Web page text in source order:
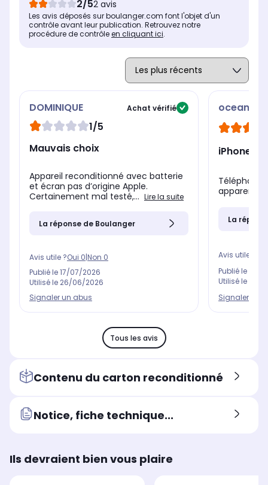
Type d'écran
Plat
Type d'écran
Plat
Super Retina (OLED)
2/52 avis
Les avis déposés sur boulanger.com font l'objet d'un
contrôle avant leur publication. Retrouvez notre
procédure de contrôleen cliquant ici.
DOMINIQUE Achat vérifié
1/5
Mauvais choix
Appareil reconditionné avec batterie
et écran pas d’origine Apple.
Certainement mal testé,... Lire la suite
La réponse de Boulanger
Avis utile ?Oui 0|Non 0
Publié le17/07/2026
Utilisé le 26/06/2026
Signaler un abus
oceane
iPhone 13
Téléphone
apparent.
La
Avis utile ?
Publié le
Utilisé le
Signaler un
Tous les avis
Contenu du carton reconditionné
Notice, fiche technique...
Ils devraient bien vous plaire